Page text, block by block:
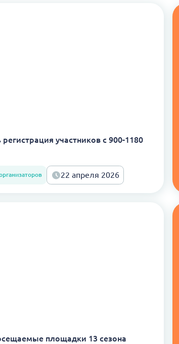
участников с 900-1180
22 апреля 2026
площадки 13 сезона